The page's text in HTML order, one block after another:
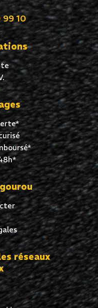
10
réseaux